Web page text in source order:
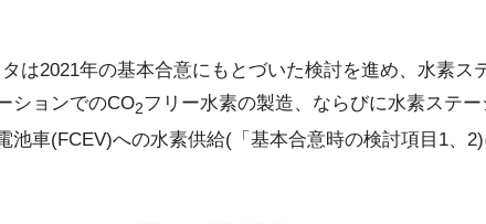
は2021年の基本合意にもとづいた検討を進め、水素ス
ションでのCO2フリー水素の製造、ならびに水素ステ
池車(FCEV)への水素供給(「基本合意時の検討項目1、